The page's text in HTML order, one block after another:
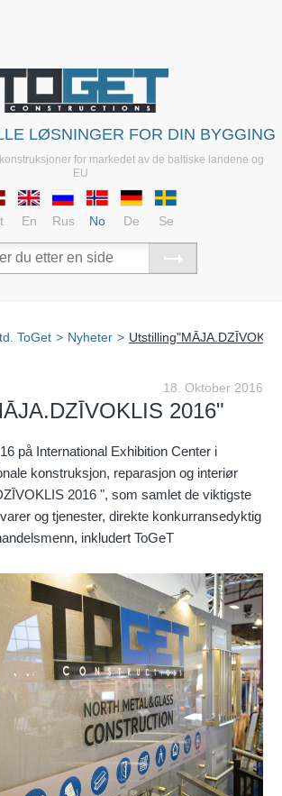
LØSNINGER FOR DIN BYGGING
for markedet av de baltiske landene og
EU
En Rus No De Se
ToGet > Nyheter >
18. Oktober 2016
2016"
på International Exhibition Center i
konstruksjon, reparasjon og interiør
2016 ", som samlet de viktigste
og tjenester, direkte konkurransedyktig
inkludert ToGeT